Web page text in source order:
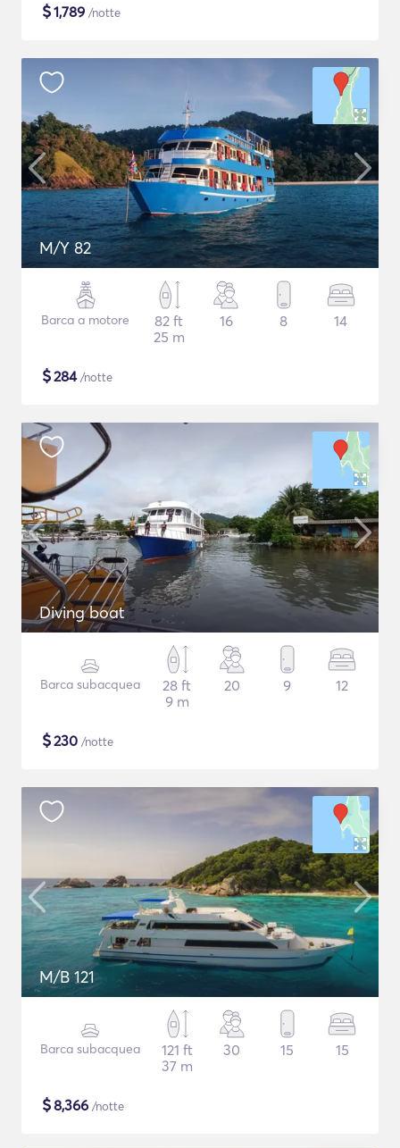
$1,789 /notte
M/Y 82
Barca a motore
82 ft
25 m
16 8 14
$284/notte
Diving boat
Barca subacquea
28 ft
9 m
20 9 12
$230 /notte
M/B 121
Barca subacquea
121 ft
37 m
30 15 15
$8,366 /notte